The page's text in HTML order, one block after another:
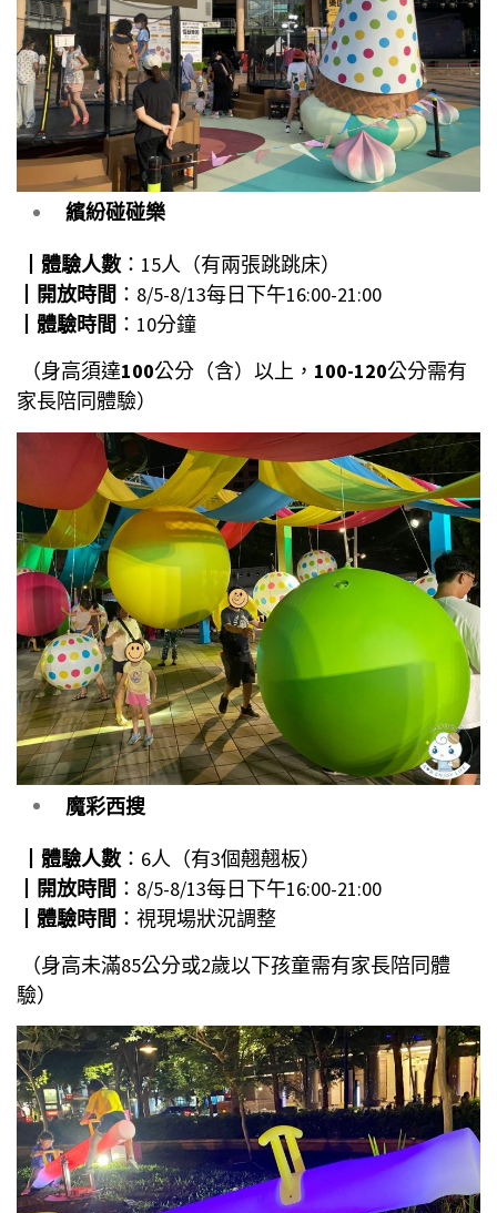
繽紛碰碰樂
體驗人數：15人（有兩張跳跳床）
開放時間 ：8/5-8/13每日下午16:00-21:00
體驗時間 ：10分鐘
（身高須達100公分（含）以上， 100-120公分需有
家長陪同體驗）
魔彩西搜
體驗人數：6人（有3個翹翹板）
開放時間 ：8/5-8/13每日下午16:00-21:00
體驗時間 ：視現場狀況調整
（身高未滿85公分或2歲以下孩童需有家長陪同體
驗）